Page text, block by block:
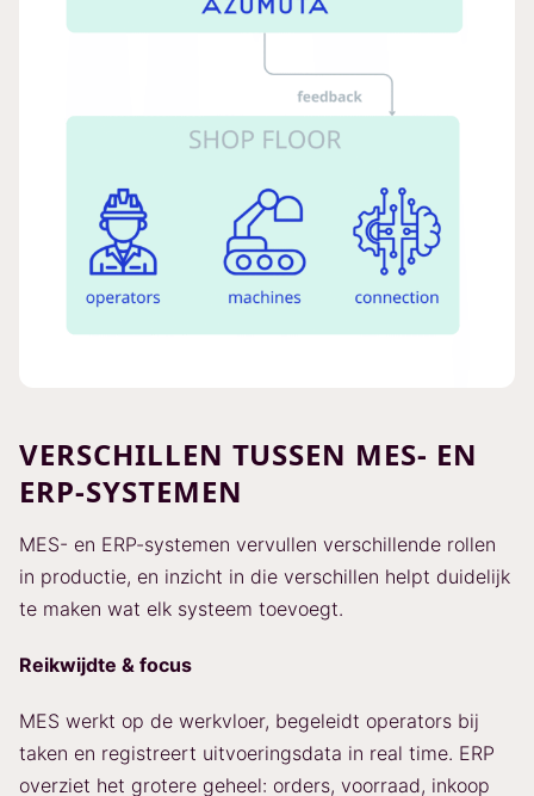
VERSCHILLEN TUSSEN MES- EN
ERP-SYSTEMEN
MES- en ERP-systemen vervullen verschillende rollen
in productie, en inzicht in die verschillen helpt duidelijk
te maken wat elk systeem toevoegt.
Reikwijdte & focus
MES werkt op de werkvloer, begeleidt operators bij
taken en registreert uitvoeringsdata in real time. ERP
overziet het grotere geheel: orders, voorraad, inkoop